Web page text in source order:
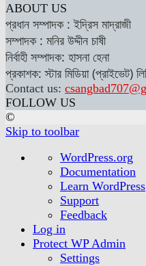
ABOUT US
প্রধান সম্পাদক : ইদ্রিস মাদ্রাজী
সম্পাদক : মনির উদ্দীন চাষী
নির্বাহী সম্পাদক: হাসনা হেনা
প্রকাশক: স্টার মিডিয়া (প্রাইভেট)
Contact us:
FOLLOW US
©
Skip to toolbar
About
WordPress
WordPress.org
Documentation
Learn WordPress
Support
Feedback
Log in
Protect WP Admin
Settings